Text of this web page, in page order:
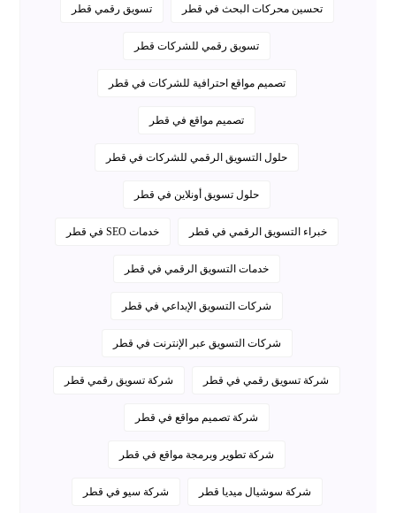
تحسين محركات البحث في قطر تسويق رقمي قطر
تسويق رقمي للشركات قطر
تصميم مواقع احترافية للشركات في قطر
تصميم مواقع في قطر
حلول التسويق الرقمي للشركات في قطر
حلول تسويق أونلاين في قطر
خبراء التسويق الرقمي في قطر خدمات SEO في قطر
خدمات التسويق الرقمي في قطر
شركات التسويق الإبداعي في قطر
شركات التسويق عبر الإنترنت في قطر
شركة تسويق رقمي في قطر شركة تسويق رقمي قطر
شركة تصميم مواقع في قطر
شركة تطوير وبرمجة مواقع في قطر
شركة سوشيال ميديا قطر شركة سيو في قطر